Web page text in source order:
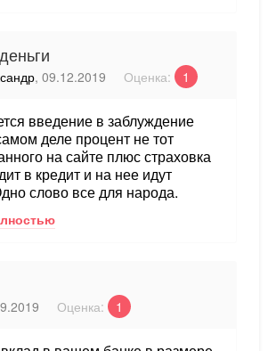
, 09.12.2019 Оценка: 1
введение в заблуждение
деле процент не тот
на сайте плюс страховка
в кредит и на нее идут
слово все для народа.
Оценка: 1